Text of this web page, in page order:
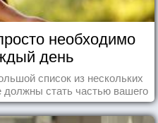
необходимо
день
список из нескольких
стать частью вашего